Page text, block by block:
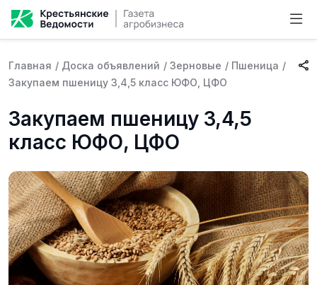
Главная / Доска объявлений / Зерновые / Пшеница /
Закупаем пшеницу 3,4,5 класс ЮФО, ЦФО
Закупаем пшеницу 3,4,5
класс ЮФО, ЦФО